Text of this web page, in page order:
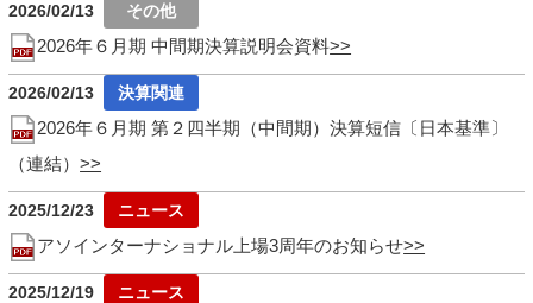
2026/02/13
2026年６月期 中間期決算説明会資料
2026/02/13
2026年６月期 第２四半期（中間期）決算短信〔日本基準〕
（連結）
2025/12/23
アソインターナショナル上場3周年のお知らせ
2025/12/19